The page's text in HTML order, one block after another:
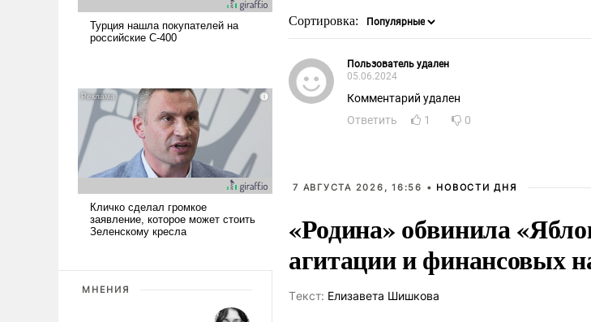
МНЕНИЯ
Сортировка:
Пользователь удален
05.06.2024
Комментарий удален
Ответить
1 0
7 АВГУСТА 2026, 16:56 • НОВОСТИ ДНЯ
«Родина» обвинила
агитации и финансовых
Tекст: Елизавета Шишкова